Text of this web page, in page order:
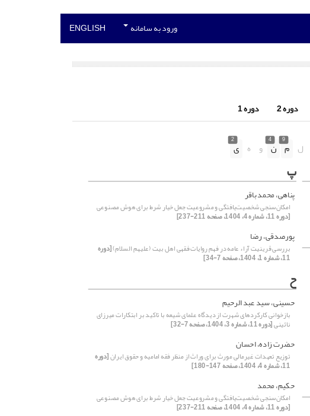
ورود به سامانه ENGLISH
دوره 2 دوره 1
ل
9
م
4
ن و ه
2
ی
پ
پناهی، محمد باقر
امکان‌سنجی شخصیت‌یافتگی و مشروعیت جعل خیار شرط برای هوش مصنوعی
[دوره 11، شماره 4، 1404، صفحه 211-237]
پورصدقی، رضا
بررسی قرینیت آراء عامه در فهم روایات فقهی اهل بیت (علیهم السلام)[دوره
11، شماره 1، 1404، صفحه 7-34]
ح
حسینی، سید عبد الرحیم
بازخوانی کارکردهای شهرت از دیدگاه علمای شیعه با تاکید بر ابتکارات میرزای
نائینی[دوره 11، شماره 3، 1404، صفحه 7-32]
حضرت زاده، احسان
توزیع تعهدات غیرمالی مورث برای وراث از منظر فقه امامیه و حقوق ایران[دوره
11، شماره 4، 1404، صفحه 147-180]
حکیم، محمد
امکان‌سنجی شخصیت‌یافتگی و مشروعیت جعل خیار شرط برای هوش مصنوعی
[دوره 11، شماره 4، 1404، صفحه 211-237]